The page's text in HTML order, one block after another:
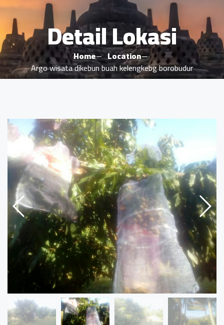
Detail Lokasi
Home
Location
Argo wisata dikebun buah kelengkebg borobudur